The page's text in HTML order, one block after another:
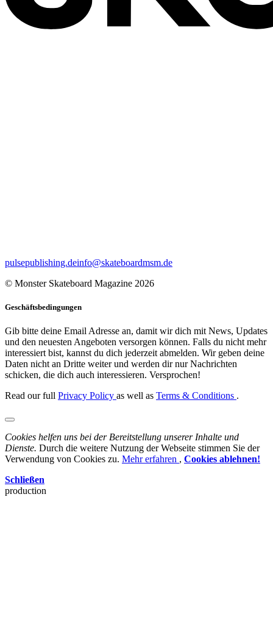
pulsepublishing.deinfo@skateboardmsm.de
© Monster Skateboard Magazine 2026
Geschäftsbedingungen
Gib bitte deine Email Adresse an, damit wir dich mit News, Updates
und den neuesten Angeboten versorgen können. Falls du nicht mehr
interessiert bist, kannst du dich jederzeit abmelden. Wir geben deine
Daten nicht an Dritte weiter und werden dir nur Nachrichten
schicken, die dich auch interessieren. Versprochen!
Read our full Privacy Policy as well as Terms & Conditions .
Cookies helfen uns bei der Bereitstellung unserer Inhalte und
Dienste. Durch die weitere Nutzung der Webseite stimmen Sie der
Verwendung von Cookies zu. Mehr erfahren , Cookies ablehnen!
Schließen
production